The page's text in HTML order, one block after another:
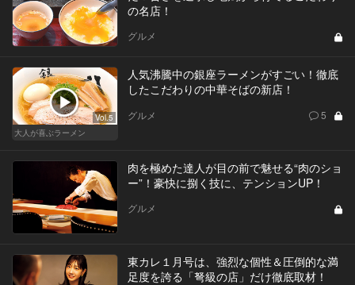
の名店！
グルメ
Vol.5
大人が喜ぶラーメン
人気沸騰中の銀座ラーメンがすごい！徹底
したこだわりの中華そばの新店！
グルメ 5
肉を極めた達人が目の前で魅せる“肉のショ
ー”！豪快に捌く技に、テンションUP！
グルメ
東カレ１月号は、強烈な個性＆圧倒的な満
足度を誇る「弩級の店」だけ徹底取材！